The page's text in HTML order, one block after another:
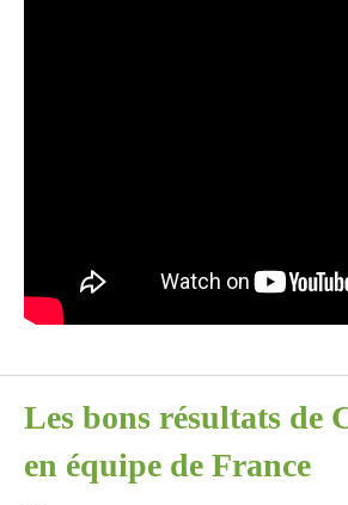
Les bons résultats de
en équipe de France